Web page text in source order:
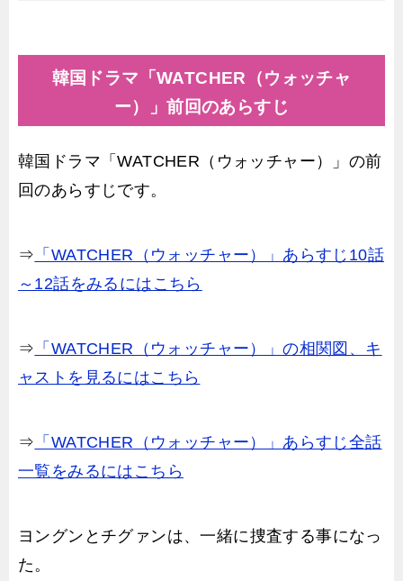
韓国ドラマ「WATCHER（ウォッチャ
ー）」前回のあらすじ
韓国ドラマ「WATCHER（ウォッチャー）」の前
回のあらすじです。
⇒ 「WATCHER（ウォッチャー）」あらすじ10話
～12話をみるにはこちら
⇒ 「WATCHER（ウォッチャー）」の相関図、キ
ャストを見るにはこちら
⇒ 「WATCHER（ウォッチャー）」あらすじ全話
一覧をみるにはこちら
ヨングンとチグァンは、一緒に捜査する事になっ
た。